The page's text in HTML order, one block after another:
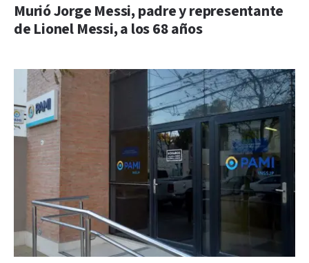
Murió Jorge Messi, padre y representante
de Lionel Messi, a los 68 años